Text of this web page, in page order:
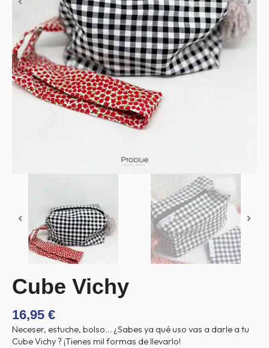
Cube Vichy
16,95 €
Neceser, estuche, bolso… ¿Sabes ya qué uso vas a darle a tu
Cube Vichy ? ¡Tienes mil formas de llevarlo!